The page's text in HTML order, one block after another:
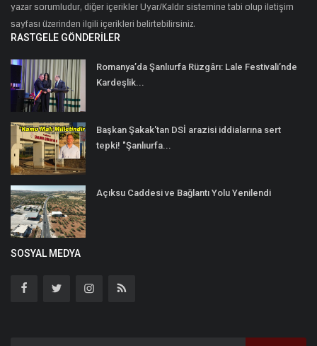
yazar sorumludur, diğer içerikler Uyar/Kaldır sistemine tabi olup iletişim
sayfası üzerinden ilgili içerikleri belirtebilirsiniz.
RASTGELE GÖNDERILER
Romanya’da Şanlıurfa Rüzgârı: Lale Festivali’nde
Kardeşlik...
Başkan Şakak'tan DSİ arazisi iddialarına sert
tepki! "Şanlıurfa...
Açıksu Caddesi ve Bağlantı Yolu Yenilendi
SOSYAL MEDYA